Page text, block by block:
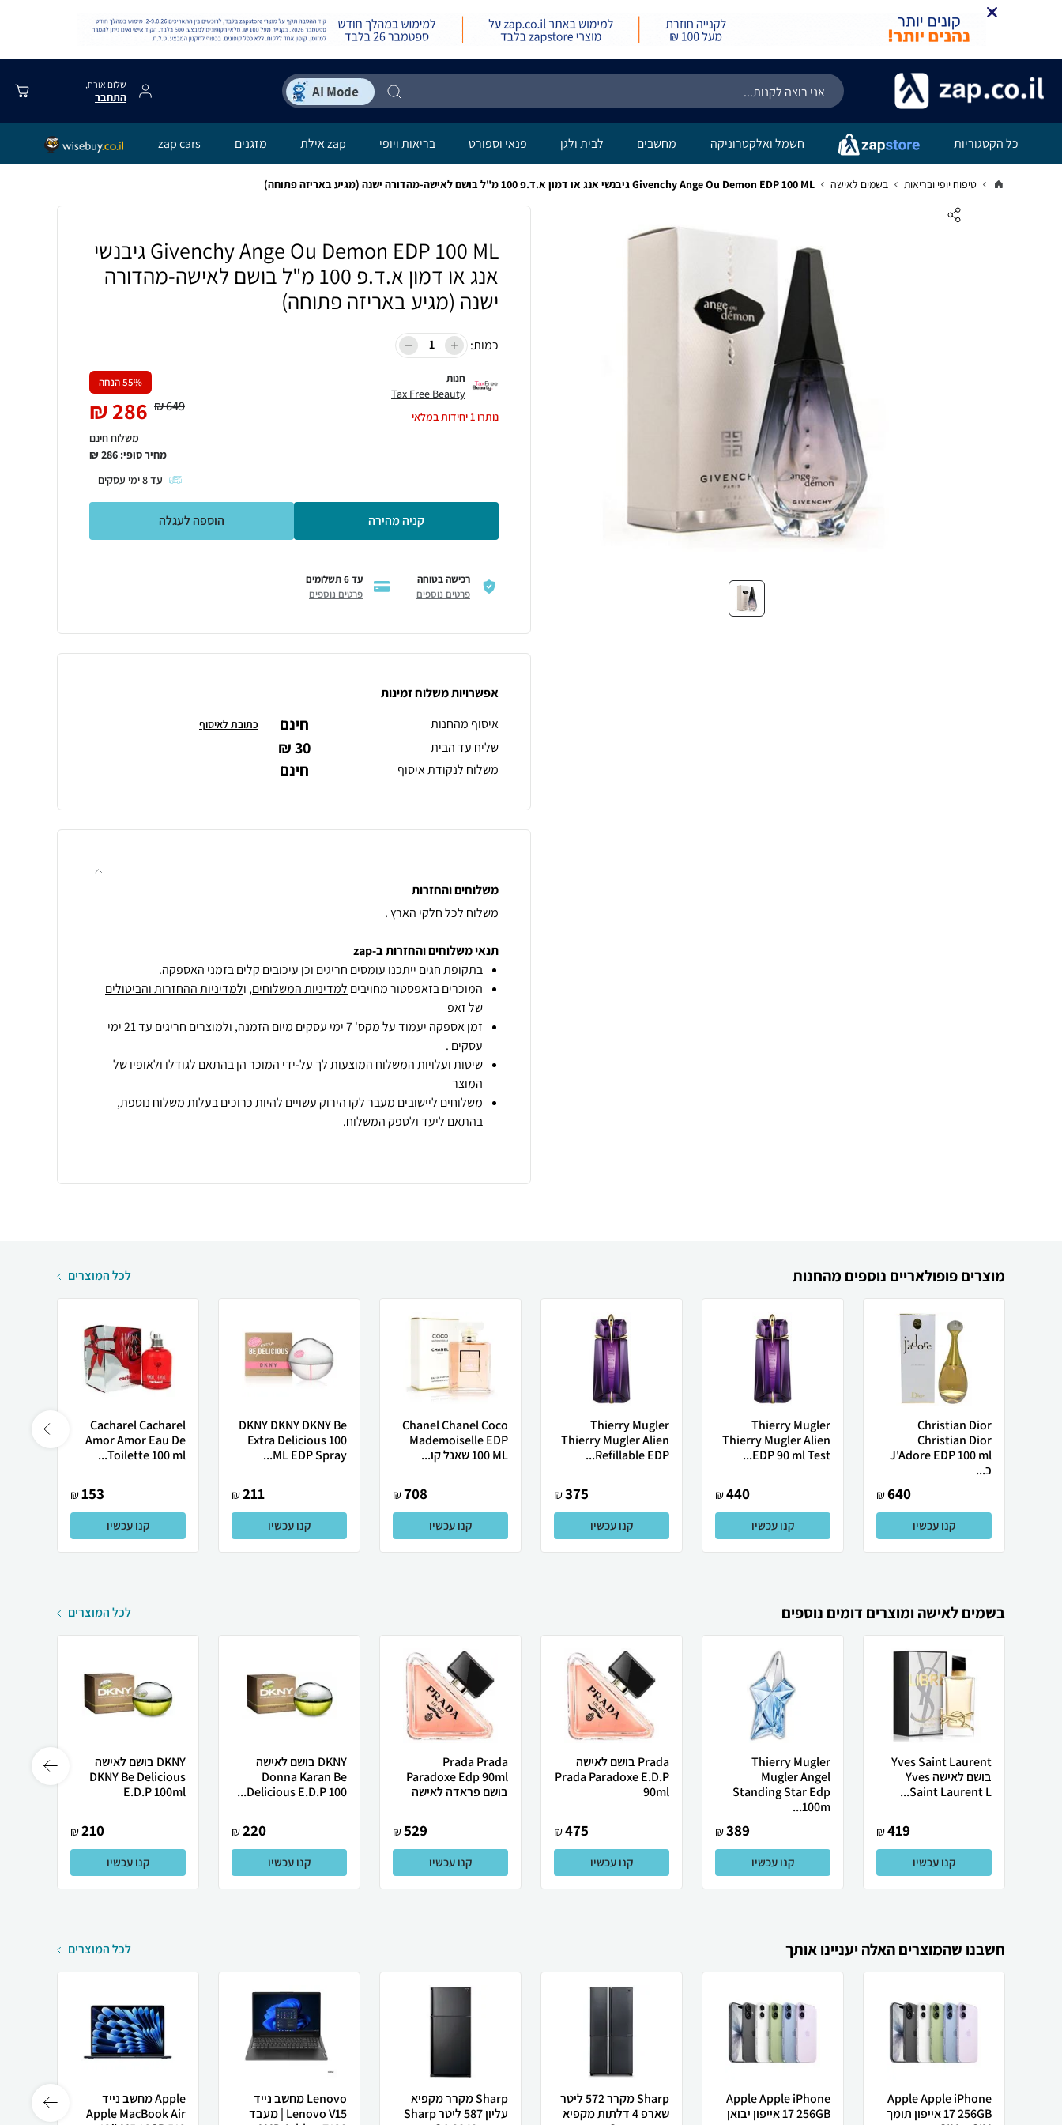
שלום אורח,
התחבר
כל הקטגוריות חשמל ואלקטרוניקה מחשבים לבית ולגן פנאי וספורט בריאות ויופי zap אילת מזגנים zap cars
טיפוח יופי ובריאות בשמים לאישה Givenchy Ange Ou Demon EDP 100 ML גיבנשי אנג או דמון א.ד.פ 100 מ"ל בושם לאישה-מהדורה ישנה (מגיע באריזה פתוחה)
Givenchy Ange Ou Demon EDP 100 ML גיבנשי
אנג או דמון א.ד.פ 100 מ"ל בושם לאישה-מהדורה
ישנה (מגיע באריזה פתוחה)
כמות:
חנות
Tax Free Beauty
נותרו1יחידות במלאי
55% הנחה
649
₪
286
₪
משלוח חינם
מחיר סופי: 286
₪
עד8ימי עסקים
קניה מהירה הוספה לעגלה
רכישה בטוחה
פרטים נוספים
עד 6 תשלומים
פרטים נוספים
אפשרויות משלוח זמינות
איסוף מהחנות
חינם כתובת לאיסוף
שליח עד הבית 30 ₪
משלוח לנקודת איסוף חינם
משלוחים והחזרות
משלוח לכל חלקי הארץ .
תנאי משלוחים והחזרות ב-zap
בתקופת חגים ייתכנו עומסים חריגים וכן עיכובים קלים בזמני האספקה.
המוכרים בזאפסטור מחויבים למדיניות המשלוחים, ולמדיניות ההחזרות והביטולים
של זאפ
זמן אספקה יעמוד על מקס' 7 ימי עסקים מיום הזמנה,
ולמוצרים חריגים
עד 21 ימי
עסקים .
שיטות ועלויות המשלוח המוצעות לך על-ידי המוכר הן בהתאם לגודלו ולאופיו של
המוצר
משלוחים ליישובים מעבר לקו הירוק עשויים להיות כרוכים בעלות משלוח נוספת,
בהתאם ליעד ולספק המשלוח.
מוצרים פופולאריים נוספים מהחנות לכל המוצרים
Christian Dior
Christian Dior
J'Adore EDP 100 ml
כ...
640
₪
קנו עכשיו
Thierry Mugler
Thierry Mugler Alien
EDP 90 ml Test...
440
₪
קנו עכשיו
Thierry Mugler
Thierry Mugler Alien
Refillable EDP...
375
₪
קנו עכשיו
Chanel Chanel Coco
Mademoiselle EDP
100 ML שאנל קו...
708
₪
קנו עכשיו
DKNY DKNY DKNY Be
Extra Delicious 100
ML EDP Spray...
211
₪
קנו עכשיו
Cacharel Cacharel
Amor Amor Eau De
Toilette 100 ml...
153
₪
קנו עכשיו
בשמים לאישה ומוצרים דומים נוספים לכל המוצרים
Yves Saint Laurent
בושם לאישה Yves
Saint Laurent L...
419
₪
קנו עכשיו
Thierry Mugler
Mugler Angel
Standing Star Edp
100m...
389
₪
קנו עכשיו
Prada בושם לאישה
Prada Paradoxe E.D.P
90ml
475
₪
קנו עכשיו
Prada Prada
Paradoxe Edp 90ml
בושם פראדה לאישה
529
₪
קנו עכשיו
DKNY בושם לאישה
Donna Karan Be
Delicious E.D.P 100...
220
₪
קנו עכשיו
DKNY בושם לאישה
DKNY Be Delicious
E.D.P 100ml
210
₪
קנו עכשיו
חשבנו שהמוצרים האלה יעניינו אותך לכל המוצרים
Apple Apple iPhone
17 256GB אייפון תומך
Apple Apple iPhone
17 256GB אייפון יבואן
Sharp מקרר 572 ליטר
שארפ 4 דלתות מקפיא
Sharp מקרר מקפיא
עליון 587 ליטר Sharp
Lenovo מחשב נייד
Lenovo V15 | מעבד
Apple מחשב נייד
Apple MacBook Air